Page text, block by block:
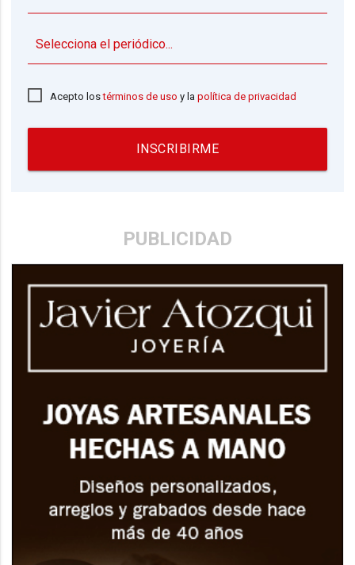
Acepto lostérminos de uso y lapolítica de privacidad
INSCRIBIRME
PUBLICIDAD